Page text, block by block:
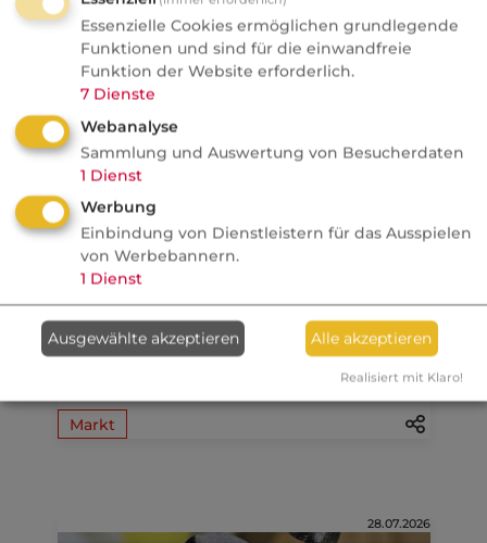
Vergessenwerden:
Versicherungsschutz für
Krebsüberlebende?
Politik
VersicherungsJournal
Die privaten
Krankenversicherer mit den
höchsten
Markt
28.07.2026
Essenzielle Cookies ermöglichen grundlegende
Funktionen und sind für die einwandfreie
Funktion der Website erforderlich.
7 Dienste
Webanalyse
Sammlung und Auswertung von Besucherdaten
1 Dienst
Werbung
Einbindung von Dienstleistern für das Ausspielen
von Werbebannern.
1 Dienst
Ausgewählte akzeptieren Alle akzeptieren
Realisiert mit Klaro!